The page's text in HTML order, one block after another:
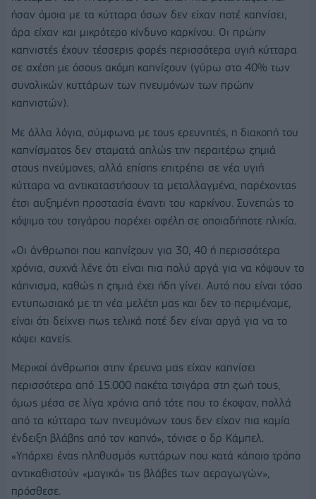
ήσαν όμοια με τα κύτταρα όσων δεν είχαν ποτέ καπνίσει,
άρα είχαν και μικρότερο κίνδυνο καρκίνου. Οι πρώην
καπνιστές έχουν τέσσερις φορές περισσότερα υγιή κύτταρα
σε σχέση με όσους ακόμη καπνίζουν (γύρω στο 40% των
συνολικών κυττάρων των πνευμόνων των πρώην
καπνιστών).
Με άλλα λόγια, σύμφωνα με τους ερευνητές, η διακοπή του
καπνίσματος δεν σταματά απλώς την περαιτέρω ζημιά
στους πνεύμονες, αλλά επίσης επιτρέπει σε νέα υγιή
κύτταρα να αντικαταστήσουν τα μεταλλαγμένα, παρέχοντας
έτσι αυξημένη προστασία έναντι του καρκίνου. Συνεπώς το
κόψιμο του τσιγάρου παρέχει οφέλη σε οποιαδήποτε ηλικία.
«Οι άνθρωποι που καπνίζουν για 30, 40 ή περισσότερα
χρόνια, συχνά λένε ότι είναι πια πολύ αργά για να κόψουν το
κάπνισμα, καθώς η ζημιά έχει ήδη γίνει. Αυτό που είναι τόσο
εντυπωσιακό με τη νέα μελέτη μας και δεν το περιμέναμε,
είναι ότι δείχνει πως τελικά ποτέ δεν είναι αργά για να το
κόψει κανείς.
Μερικοί άνθρωποι στην έρευνα μας είχαν καπνίσει
περισσότερα από 15.000 πακέτα τσιγάρα στη ζωή τους,
όμως μέσα σε λίγα χρόνια από τότε που το έκοψαν, πολλά
από τα κύτταρα των πνευμόνων τους δεν είχαν πια καμία
ένδειξη βλάβης από τον καπνό», τόνισε ο δρ Κάμπελ.
«Υπάρχει ένας πληθυσμός κυττάρων που κατά κάποιο τρόπο
αντικαθιστούν «μαγικά» τις βλάβες των αεραγωγών»,
πρόσθεσε.